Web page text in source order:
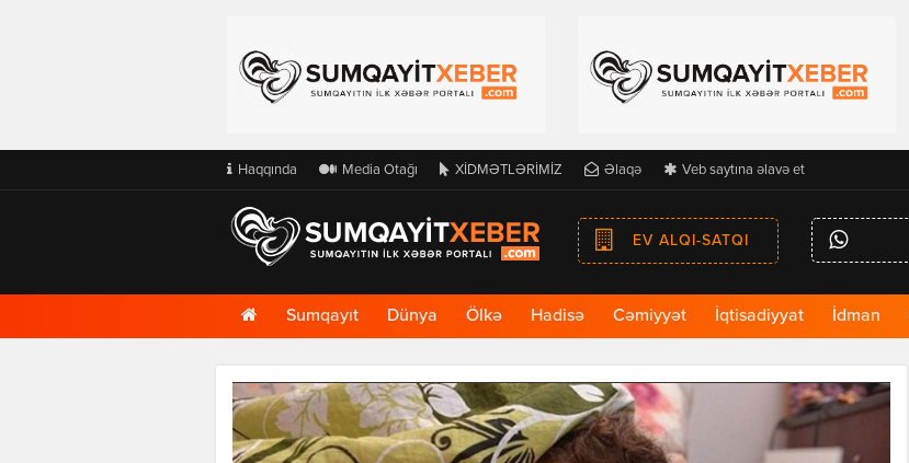
Haqqında Media Otağı XİDMƏTLƏRİMİZ Əlaqə Veb saytına əlavə et
EV ALQI-SATQI
Ana
Səhifə
Sumqayıt Dünya Ölkə Hadisə Cəmiyyət İqtisadiyyat İdman